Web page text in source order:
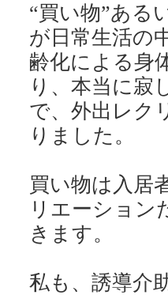
“買い物”ある
が日常生活の
齢化による身
り、本当に寂
で、外出レク
りました。
買い物は入居
リエーション
きます。
私も、誘導介